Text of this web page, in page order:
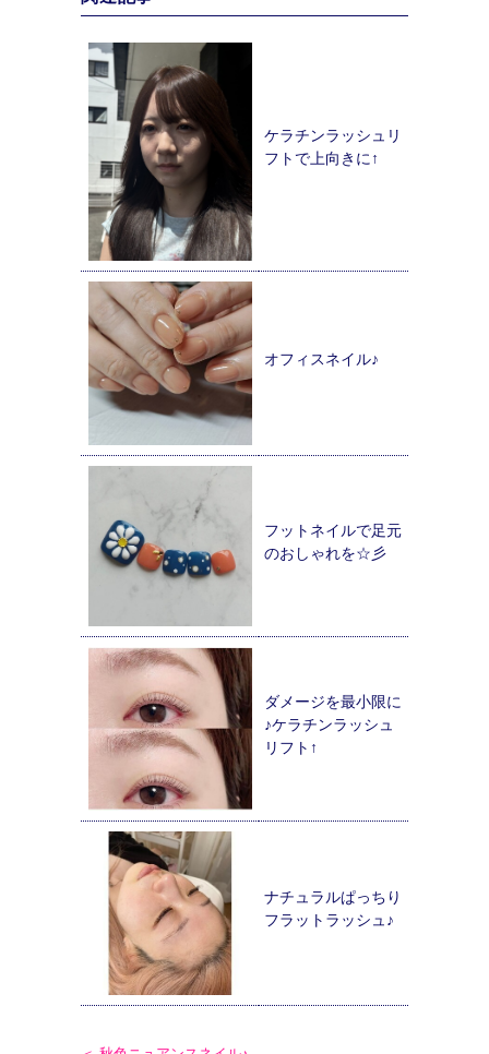
ケラチンラッシュリ
フトで上向きに↑
オフィスネイル♪
フットネイルで足元
のおしゃれを☆彡
ダメージを最小限に
♪ケラチンラッシュ
リフト↑
ナチュラルぱっちり
フラットラッシュ♪